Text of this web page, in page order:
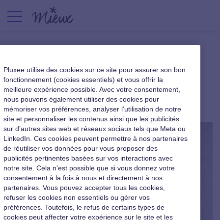
Retrouvez la motivation en
sortant du cadre
|21 septembre 2017
Pluxee utilise des cookies sur ce site pour assurer son bon
fonctionnement (cookies essentiels) et vous offrir la
meilleure expérience possible. Avec votre consentement,
nous pouvons également utiliser des cookies pour
mémoriser vos préférences, analyser l’utilisation de notre
site et personnaliser les contenus ainsi que les publicités
sur d’autres sites web et réseaux sociaux tels que Meta ou
LinkedIn. Ces cookies peuvent permettre à nos partenaires
de réutiliser vos données pour vous proposer des
publicités pertinentes basées sur vos interactions avec
notre site. Cela n'est possible que si vous donnez votre
consentement à la fois à nous et directement à nos
partenaires. Vous pouvez accepter tous les cookies,
refuser les cookies non essentiels ou gérer vos
préférences. Toutefois, le refus de certains types de
cookies peut affecter votre expérience sur le site et les